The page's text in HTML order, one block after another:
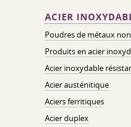
ACIER
Poudres de métaux
Produits en acier
Acier inoxydable
Acier austénitique
Aciers ferritiques
Acier duplex